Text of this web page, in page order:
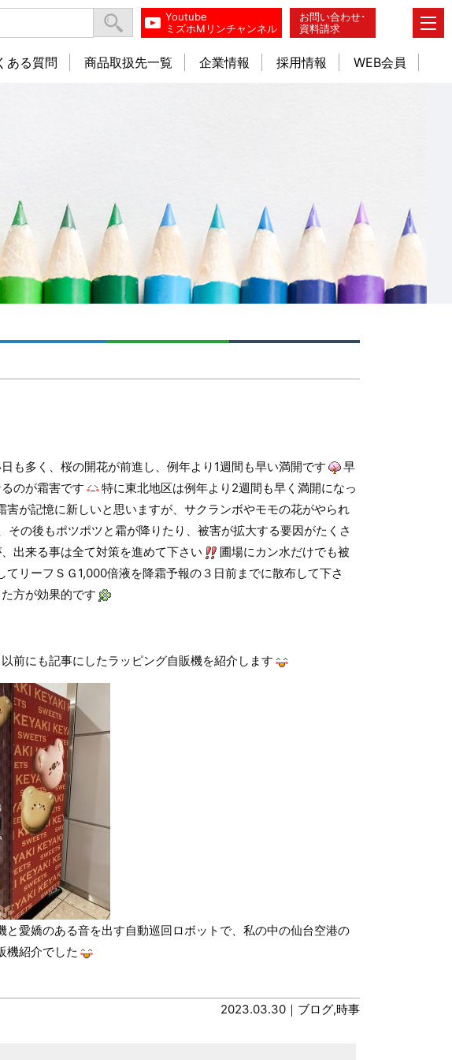
お問い合わせ･
資料請求
Youtube
ミズホMリンチャンネル
ある質問 商品取扱先一覧 企業情報 採用情報 WEB会員
も多く、桜の開花が前進し、例年より1週間も早い満開です
早
のが霜害です
特に東北地区は例年より2週間も早く満開になっ
害が記憶に新しいと思いますが、サクランボやモモの花がやられ
の後もポツポツと霜が降りたり、被害が拡大する要因がたくさ
出来る事は全て対策を進めて下さい
圃場にカン水だけでも被
リーフＳＧ1,000倍液を降霜予報の３日前までに散布して下さ
方が効果的です
前にも記事にしたラッピング自販機を紹介します
と愛嬌のある音を出す自動巡回ロボットで、私の中の仙台空港の
機紹介でした
2023.03.30｜ ブログ,時事